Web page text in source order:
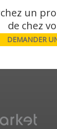
un
DEMANDER